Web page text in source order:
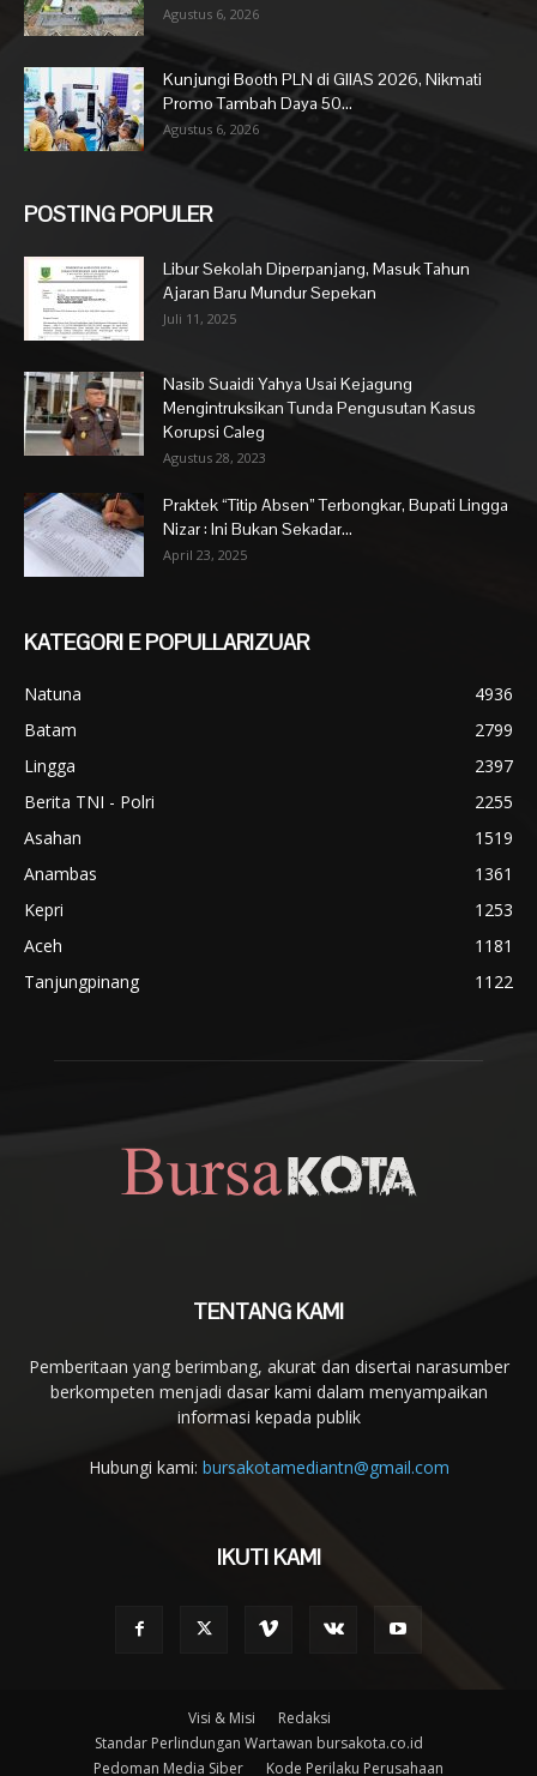
Agustus 6, 2026
Kunjungi Booth PLN di GIIAS 2026, Nikmati
Promo Tambah Daya 50...
Agustus 6, 2026
POSTING POPULER
Libur Sekolah Diperpanjang, Masuk Tahun
Ajaran Baru Mundur Sepekan
Juli 11, 2025
Nasib Suaidi Yahya Usai Kejagung
Mengintruksikan Tunda Pengusutan Kasus
Korupsi Caleg
Agustus 28, 2023
Praktek “Titip Absen” Terbongkar, Bupati Lingga
Nizar : Ini Bukan Sekadar...
April 23, 2025
KATEGORI E POPULLARIZUAR
Natuna
4936
Batam
2799
Lingga
2397
Berita TNI - Polri
2255
Asahan
1519
Anambas
1361
Kepri
1253
Aceh
1181
Tanjungpinang
1122
TENTANG KAMI
Pemberitaan yang berimbang, akurat dan disertai narasumber
berkompeten menjadi dasar kami dalam menyampaikan
informasi kepada publik
Hubungi kami: bursakotamediantn@gmail.com
IKUTI KAMI
Visi & Misi
Redaksi
Standar Perlindungan Wartawan bursakota.co.id
Pedoman Media Siber
Kode Perilaku Perusahaan